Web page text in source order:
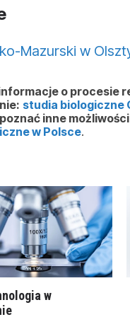
Mazurski w
o procesie
studia biologiczne
inne
w Polsce.
w